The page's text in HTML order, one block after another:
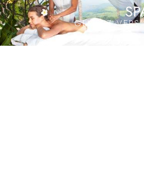
GLISSEZ VERS